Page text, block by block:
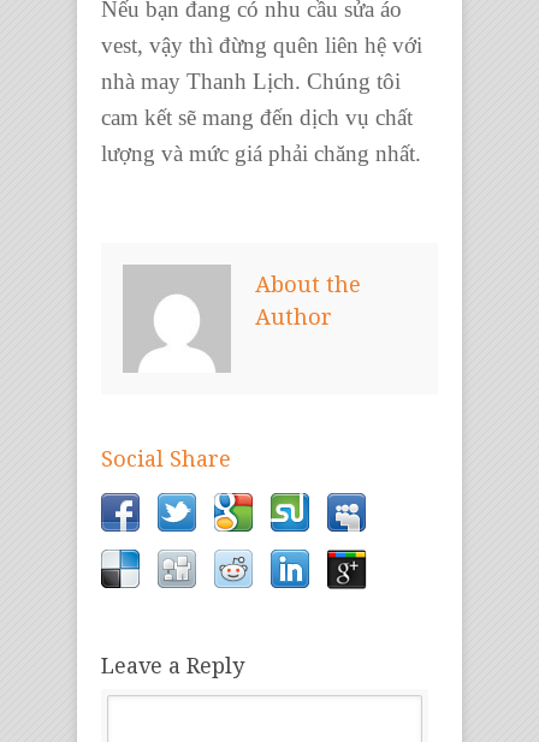
Nếu bạn đang có nhu cầu sửa áo
vest, vậy thì đừng quên liên hệ với
nhà may Thanh Lịch. Chúng tôi
cam kết sẽ mang đến dịch vụ chất
lượng và mức giá phải chăng nhất.
About the
Author
Social Share
Leave a Reply